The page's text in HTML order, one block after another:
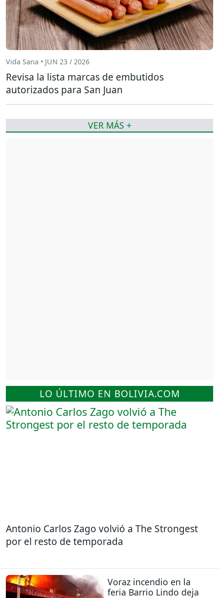
LO ÚLTIMO EN BOLIVIA.COM
Antonio Carlos Zago volvió a The Strongest
por el resto de temporada
Voraz incendio en la
feria Barrio Lindo deja
Vida Sana • JUN 23 / 2026
Revisa la lista marcas de embutidos
autorizados para San Juan
VER MÁS +